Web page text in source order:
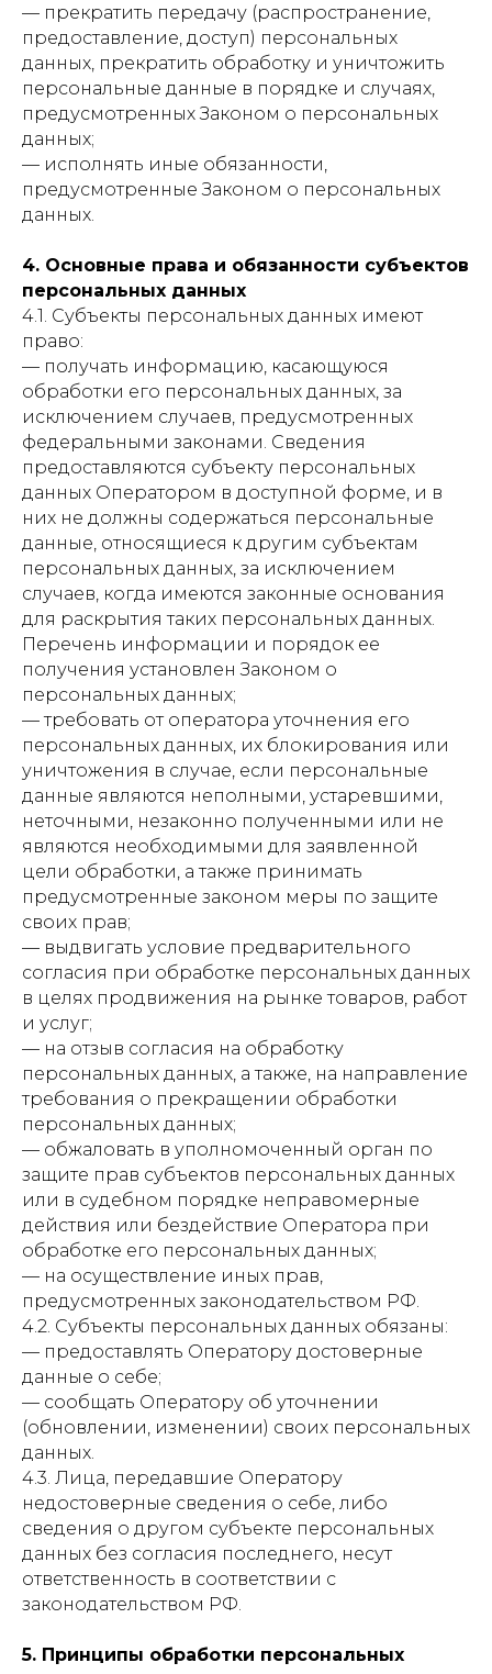
— прекратить передачу (распространение,
предоставление, доступ) персональных
данных, прекратить обработку и уничтожить
персональные данные в порядке и случаях,
предусмотренных Законом о персональных
данных;
— исполнять иные обязанности,
предусмотренные Законом о персональных
данных.
4. Основные права и обязанности субъектов
персональных данных
4.1. Субъекты персональных данных имеют
право:
— получать информацию, касающуюся
обработки его персональных данных, за
исключением случаев, предусмотренных
федеральными законами. Сведения
предоставляются субъекту персональных
данных Оператором в доступной форме, и в
них не должны содержаться персональные
данные, относящиеся к другим субъектам
персональных данных, за исключением
случаев, когда имеются законные основания
для раскрытия таких персональных данных.
Перечень информации и порядок ее
получения установлен Законом о
персональных данных;
— требовать от оператора уточнения его
персональных данных, их блокирования или
уничтожения в случае, если персональные
данные являются неполными, устаревшими,
неточными, незаконно полученными или не
являются необходимыми для заявленной
цели обработки, а также принимать
предусмотренные законом меры по защите
своих прав;
— выдвигать условие предварительного
согласия при обработке персональных данных
в целях продвижения на рынке товаров, работ
и услуг;
— на отзыв согласия на обработку
персональных данных, а также, на направление
требования о прекращении обработки
персональных данных;
— обжаловать в уполномоченный орган по
защите прав субъектов персональных данных
или в судебном порядке неправомерные
действия или бездействие Оператора при
обработке его персональных данных;
— на осуществление иных прав,
предусмотренных законодательством РФ.
4.2. Субъекты персональных данных обязаны:
— предоставлять Оператору достоверные
данные о себе;
— сообщать Оператору об уточнении
(обновлении, изменении) своих персональных
данных.
4.3. Лица, передавшие Оператору
недостоверные сведения о себе, либо
сведения о другом субъекте персональных
данных без согласия последнего, несут
ответственность в соответствии с
законодательством РФ.
5. Принципы обработки персональных